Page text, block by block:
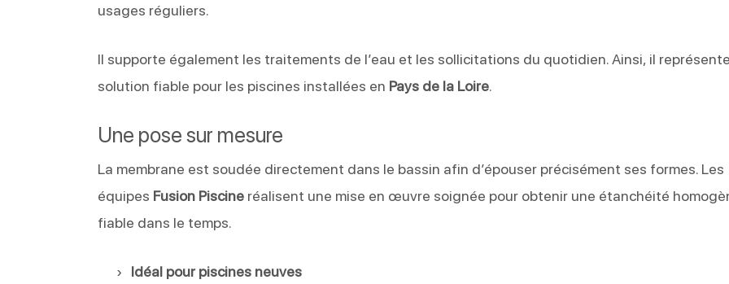
usages réguliers.
Il supporte également les traitements de l’eau et les sollicitations du quotidien. Ainsi, il
solution fiable pour les piscines installées en Pays de la Loire.
Une pose sur mesure
La membrane est soudée directement dans le bassin afin d’épouser précisément ses formes. Les
équipes Fusion Piscine réalisent une mise en œuvre soignée pour obtenir une étanchéité
fiable dans le temps.
Idéal pour piscines neuves